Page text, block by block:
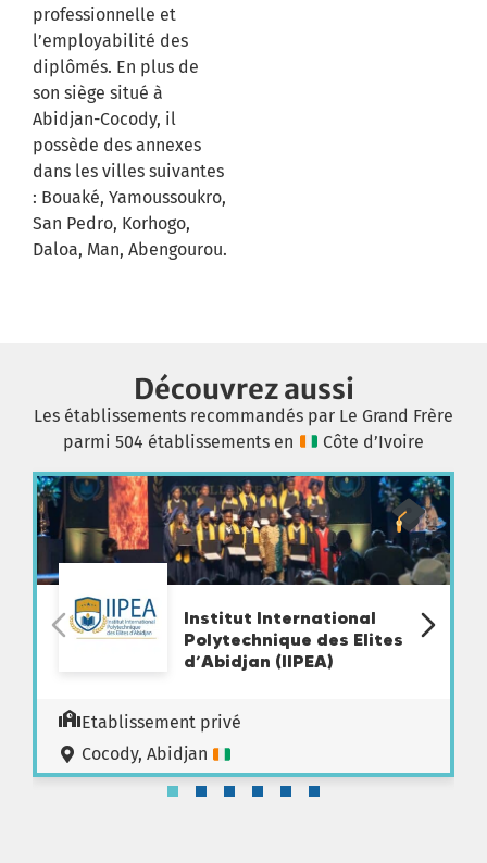
professionnelle et
l’employabilité des
diplômés. En plus de
son siège situé à
Abidjan-Cocody, il
possède des annexes
dans les villes suivantes
: Bouaké, Yamoussoukro,
San Pedro, Korhogo,
Daloa, Man, Abengourou.
Découvrez aussi
Les établissements recommandés par Le Grand Frère
parmi 504 établissements en
Côte d’Ivoire
Institut International
Polytechnique des Elites
d’Abidjan (IIPEA)
Etablissement privé
Cocody, Abidjan